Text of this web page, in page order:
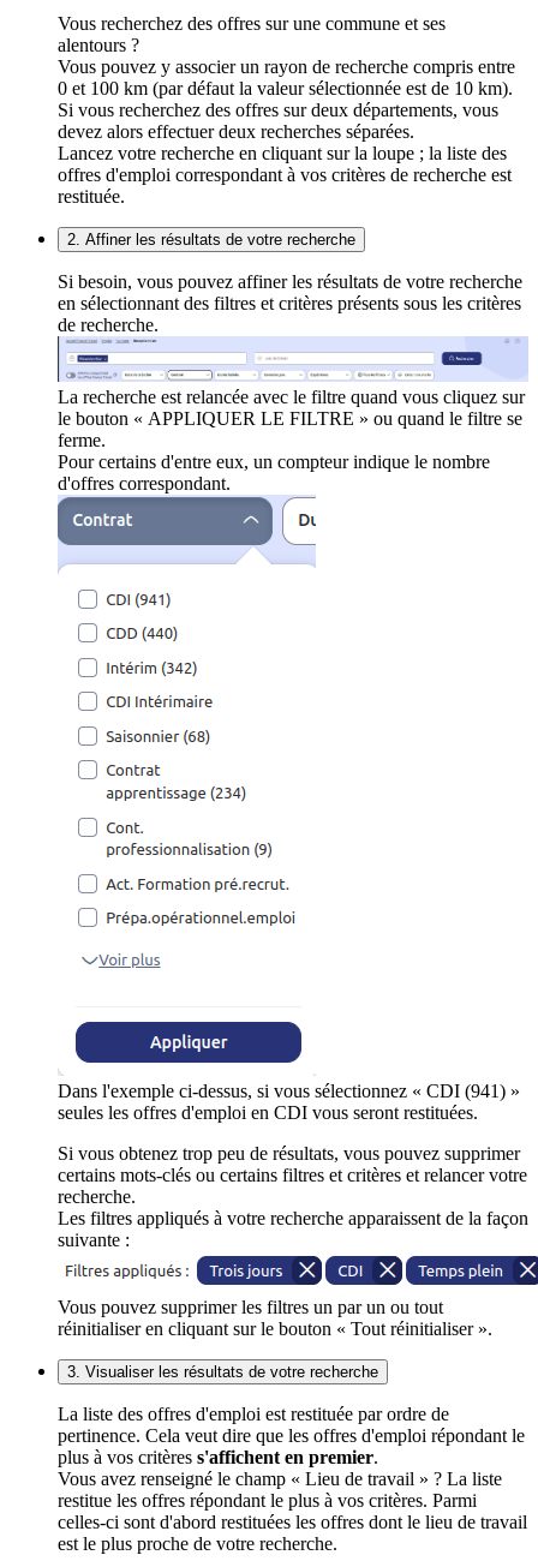
Vous recherchez des offres sur une commune et ses
alentours ?
Vous pouvez y associer un rayon de recherche compris entre
0 et 100 km (par défaut la valeur sélectionnée est de 10 km).
Si vous recherchez des offres sur deux départements, vous
devez alors effectuer deux recherches séparées.
Lancez votre recherche en cliquant sur la loupe ; la liste des
offres d'emploi correspondant à vos critères de recherche est
restituée.
2. Affiner les résultats de votre recherche
Si besoin, vous pouvez affiner les résultats de votre recherche
en sélectionnant des filtres et critères présents sous les critères
de recherche.
La recherche est relancée avec le filtre quand vous cliquez sur
le bouton « APPLIQUER LE FILTRE » ou quand le filtre se
ferme.
Pour certains d'entre eux, un compteur indique le nombre
d'offres correspondant.
Dans l'exemple ci-dessus, si vous sélectionnez « CDI (941) »
seules les offres d'emploi en CDI vous seront restituées.
Si vous obtenez trop peu de résultats, vous pouvez supprimer
certains mots-clés ou certains filtres et critères et relancer votre
recherche.
Les filtres appliqués à votre recherche apparaissent de la façon
suivante :
Vous pouvez supprimer les filtres un par un ou tout
réinitialiser en cliquant sur le bouton « Tout réinitialiser ».
3. Visualiser les résultats de votre recherche
La liste des offres d'emploi est restituée par ordre de
pertinence. Cela veut dire que les offres d'emploi répondant le
plus à vos critères s'affichent en premier.
Vous avez renseigné le champ « Lieu de travail » ? La liste
restitue les offres répondant le plus à vos critères. Parmi
celles-ci sont d'abord restituées les offres dont le lieu de travail
est le plus proche de votre recherche.